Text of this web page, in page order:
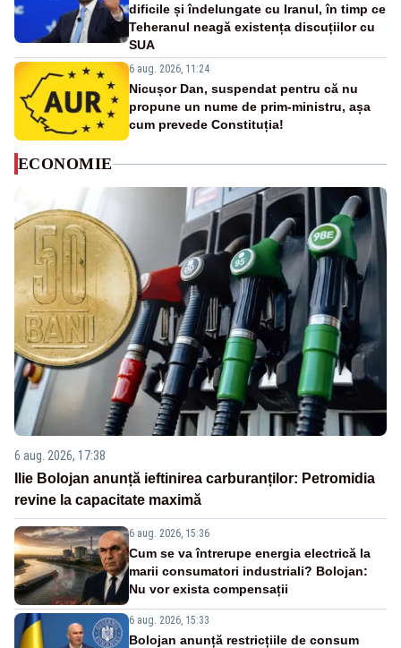
dificile și îndelungate cu Iranul, în timp ce
Teheranul neagă existența discuțiilor cu
SUA
6 aug. 2026, 11:24
Nicușor Dan, suspendat pentru că nu
propune un nume de prim-ministru, așa
cum prevede Constituția!
ECONOMIE
6 aug. 2026, 17:38
Ilie Bolojan anunță ieftinirea carburanților: Petromidia
revine la capacitate maximă
6 aug. 2026, 15:36
Cum se va întrerupe energia electrică la
marii consumatori industriali? Bolojan:
Nu vor exista compensații
6 aug. 2026, 15:33
Bolojan anunță restricțiile de consum